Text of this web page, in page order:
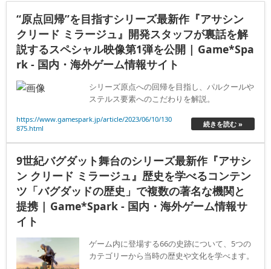
“原点回帰”を目指すシリーズ最新作『アサシン
クリード ミラージュ』開発スタッフが裏話を解
説するスペシャル映像第1弾を公開 | Game*Spa
rk - 国内・海外ゲーム情報サイト
シリーズ原点への回帰を目指し、パルクールや
ステルス要素へのこだわりを解説。
https://www.gamespark.jp/article/2023/06/10/130
875.html
続きを読む »
9世紀バグダット舞台のシリーズ最新作『アサシ
ン クリード ミラージュ』歴史を学べるコンテン
ツ「バグダッドの歴史」で複数の著名な機関と
提携 | Game*Spark - 国内・海外ゲーム情報サ
イト
ゲーム内に登場する66の史跡について、5つの
カテゴリーから当時の歴史や文化を学べます。